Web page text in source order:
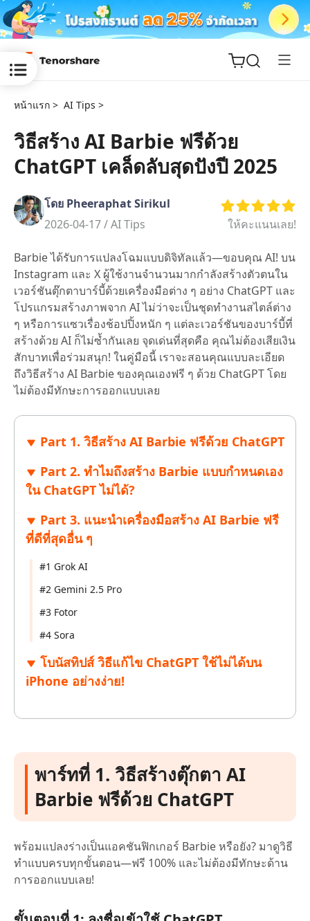
ReiBoot
Tenorshare
New
iAnyGo
หน้าแรก > AI Tips >
วิธีสร้าง AI Barbie ฟรีด้วย
ChatGPT เคล็ดลับสุดปังปี 2025
โดย Pheeraphat Sirikul
2026-04-17 /AI Tips ให้คะแนนเลย!
Barbie ได้รับการแปลงโฉมแบบดิจิทัลแล้ว—ขอบคุณ AI! บน
Instagram และ X ผู้ใช้งานจำนวนมากกำลังสร้างตัวตนใน
เวอร์ชันตุ๊กตาบาร์บี้ด้วยเครื่องมือต่าง ๆ อย่าง ChatGPT และ
โปรแกรมสร้างภาพจาก AI ไม่ว่าจะเป็นชุดทำงานสไตล์ต่าง
ๆ หรือการแซวเรื่องช้อปปิ้งหนัก ๆ แต่ละเวอร์ชันของบาร์บี้ที่
สร้างด้วย AI ก็ไม่ซ้ำกันเลย จุดเด่นที่สุดคือ คุณไม่ต้องเสียเงิน
สักบาทเพื่อร่วมสนุก! ในคู่มือนี้ เราจะสอนคุณแบบละเอียด
ถึงวิธีสร้าง AI Barbie ของคุณเองฟรี ๆ ด้วย ChatGPT โดย
ไม่ต้องมีทักษะการออกแบบเลย
Part 1. วิธีสร้าง AI Barbie ฟรีด้วย ChatGPT
Part 2. ทำไมถึงสร้าง Barbie แบบกำหนดเอง
ใน ChatGPT ไม่ได้?
Part 3. แนะนำเครื่องมือสร้าง AI Barbie ฟรี
ที่ดีที่สุดอื่น ๆ
#1 Grok AI
#2 Gemini 2.5 Pro
#3 Fotor
#4 Sora
โบนัสทิปส์ วิธีแก้ไข ChatGPT ใช้ไม่ได้บน
iPhone อย่างง่าย!
พาร์ทที่ 1. วิธีสร้างตุ๊กตา AI
Barbie ฟรีด้วย ChatGPT
พร้อมแปลงร่างเป็นแอคชันฟิกเกอร์ Barbie หรือยัง? มาดูวิธี
ทำแบบครบทุกขั้นตอน—ฟรี 100% และไม่ต้องมีทักษะด้าน
การออกแบบเลย!